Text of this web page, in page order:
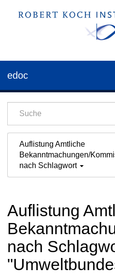
edoc
Auflistung Amtliche
Bekanntmachungen/
nach Schlagwort
Auflistung
nach